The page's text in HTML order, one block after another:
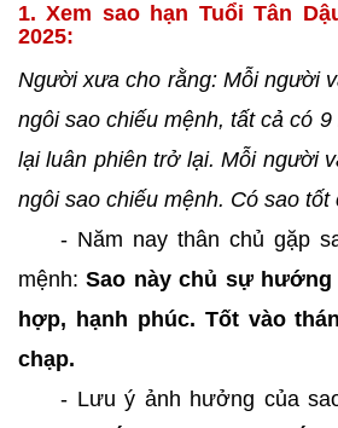
1. Xem sao hạn Tuổi Tân
2025:
Người xưa cho rằng: Mỗi người
ngôi sao chiếu mệnh, tất cả có
lại luân phiên trở lại. Mỗi người
ngôi sao chiếu mệnh. Có sao tốt
- Năm nay thân chủ gặp
mệnh:Sao này chủ sự
hợp, hạnh phúc. Tốt vào
chạp.
- Lưu ý ảnh hưởng của